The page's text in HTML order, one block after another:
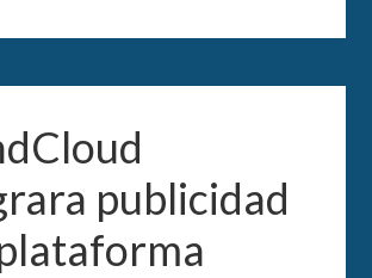
publicidad